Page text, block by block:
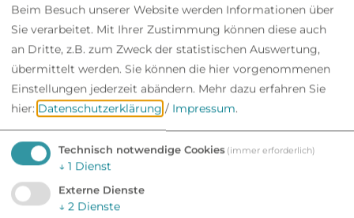
(haftungsbeschränkt)
Mehr erfahren
Böhmer Omnibusunternehmen
Mehr erfahren
Boot- und Bike Service Donau-Ries
Beim Besuch unserer Website werden Informationen über
Sie verarbeitet. Mit Ihrer Zustimmung können diese auch
an Dritte, z.B. zum Zweck der statistischen Auswertung,
übermittelt werden. Sie können die hier vorgenommenen
Einstellungen jederzeit abändern. Mehr dazu erfahren Sie
hier: Datenschutzerklärung / Impressum.
Technisch notwendige Cookies (immer erforderlich)
↓ 1 Dienst
Externe Dienste
↓ 2 Dienste